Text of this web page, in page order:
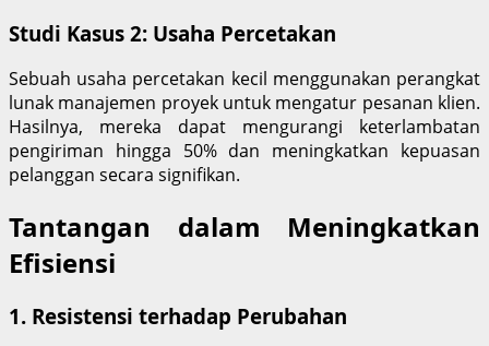
Studi Kasus 2: Usaha Percetakan
Sebuah usaha percetakan kecil menggunakan perangkat
lunak manajemen proyek untuk mengatur pesanan klien.
Hasilnya, mereka dapat mengurangi keterlambatan
pengiriman hingga 50% dan meningkatkan kepuasan
pelanggan secara signifikan.
Tantangan dalam Meningkatkan
Efisiensi
1. Resistensi terhadap Perubahan